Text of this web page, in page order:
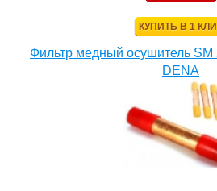
КУПИТЬ В 1
Фильтр медный осушитель SM
DENA